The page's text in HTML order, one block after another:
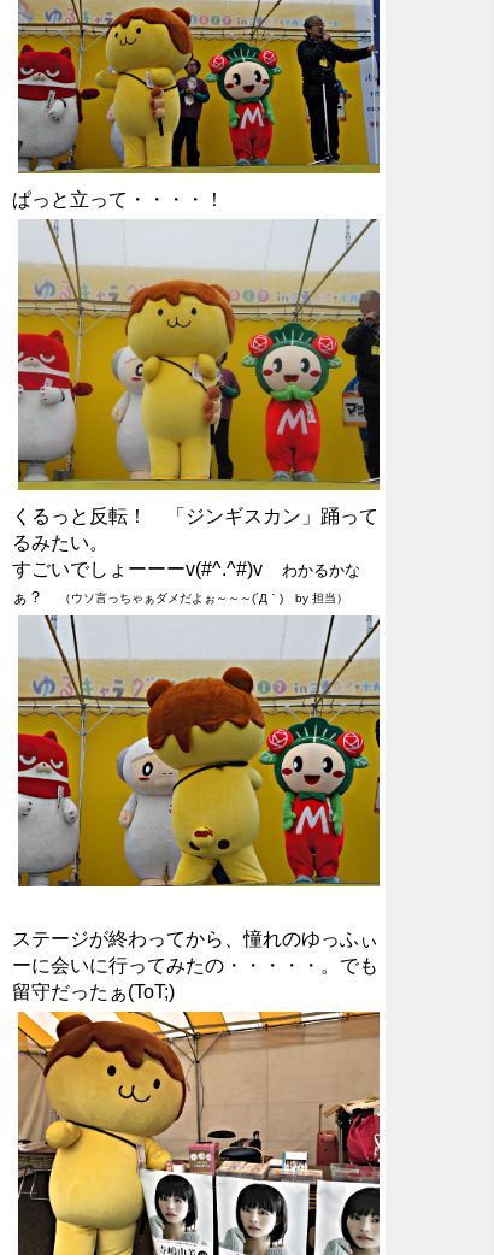
ぱっと立って・・・・！
くるっと反転！ 「ジンギスカン」踊って
るみたい。
すごいでしょーーーv(#^.^#)v
わかるかな
ぁ？
（ウソ言っちゃぁダメだよぉ～～～(´Д｀) by 担当）
ステージが終わってから、憧れのゆっふぃ
ーに会いに行ってみたの・・・・・。でも
留守だったぁ(ToT;)